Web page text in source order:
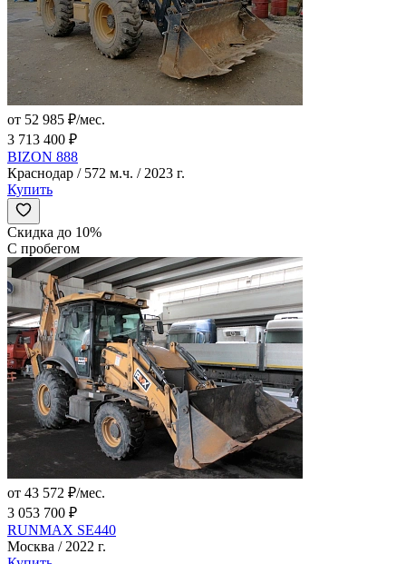
от 52 985 ₽/мес.
3 713 400 ₽
BIZON 888
Краснодар / 572 м.ч. / 2023 г.
Купить
Скидка до 10%
С пробегом
от 43 572 ₽/мес.
3 053 700 ₽
RUNMAX SE440
Москва / 2022 г.